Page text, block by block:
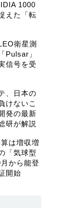
1000
えた「転
衛星測
Pulsar」
信号を受
、日本の
けないこ
発の最新
研が解説
は増収増
「気球型
から能登
開始